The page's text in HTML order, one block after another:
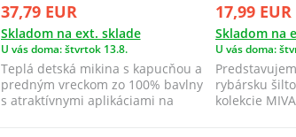
37,79 EUR
Skladom na ext. sklade
U vás doma: štvrtok 13.8.
Teplá detská mikina s kapucňou a
predným vreckom zo 100% bavlny
s atraktívnymi aplikáciami na
17,99 EUR
Skladom na
U vás doma:
rybársku
kolekcie